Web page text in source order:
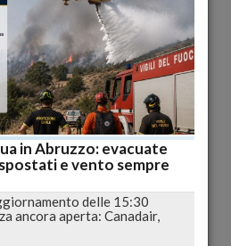
2009 2011
2015 2016 2017
2021 2022 2023
Mag Giu Lug
in Abruzzo: evacuate
e vento sempre
delle 15:30
ancora aperta: Canadair,